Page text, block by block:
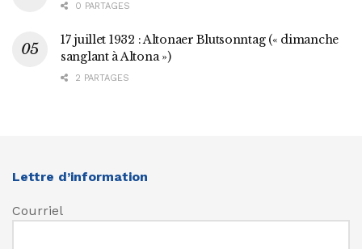
0 PARTAGES
17 juillet 1932 : Altonaer Blutsonntag (« dimanche
sanglant à Altona »)
2 PARTAGES
Lettre d’information
Courriel